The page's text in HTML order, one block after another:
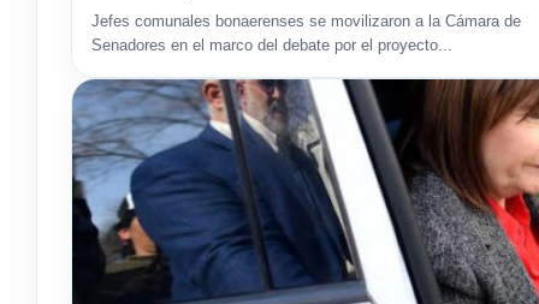
Jefes comunales bonaerenses se movilizaron a la Cámara de
Senadores en el marco del debate por el proyecto...